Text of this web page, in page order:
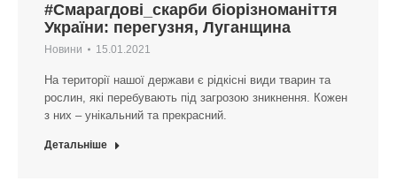
#Смарагдові_скарби біорізноманіття
України: перегузня, Луганщина
Новини 15.01.2021
На території нашої держави є рідкісні види тварин та
рослин, які перебувають під загрозою зникнення. Кожен
з них – унікальний та прекрасний.
Детальніше